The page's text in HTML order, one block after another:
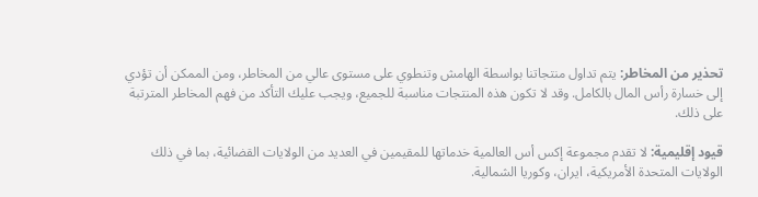
تحذير من المخاطر: يتم تداول منتجاتنا بواسطة الهامش وتنطوي على مستوى عالي من المخاطر، ومن الممكن أن تؤدي
إلى خسارة رأس المال بالكامل. وقد لا تكون هذه المنتجات مناسبة للجميع، ويجب عليك التأكد من فهم المخاطر المترتبة
على ذلك.
قيود إقليمية: لا تقدم مجموعة إكس أس العالمية خدماتها للمقيمين في العديد من الولايات القضائية، بما في ذلك
الولايات المتحدة الأمريكية، ايران، وكوريا الشمالية.